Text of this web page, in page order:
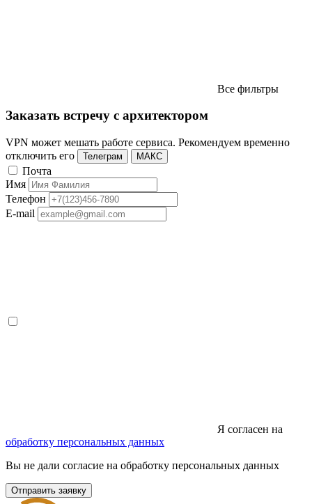
Все фильтры
Заказать встречу с архитектором
VPN может мешать работе сервиса. Рекомендуем временно
отключить его
Телеграм МАКС
Почта
Имя
Телефон
E-mail
Я согласен на
обработку персональных данных
Вы не дали согласие на обработку персональных данных
Отправить заявку